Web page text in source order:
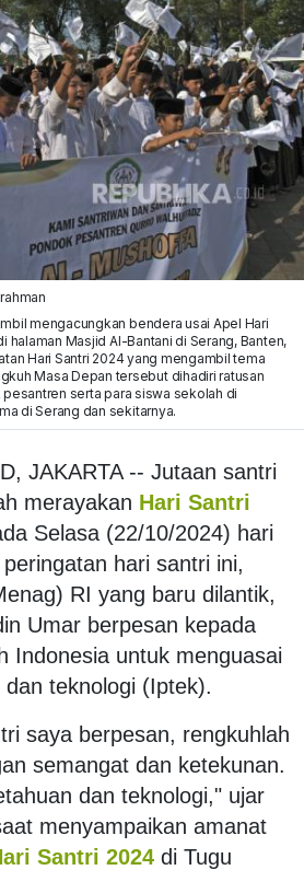
mengacungkan bendera usai Apel Hari
halaman Masjid Al-Bantani di Serang, Banten,
Hari Santri 2024 yang mengambil tema
Masa Depan tersebut dihadiri ratusan
serta para siswa sekolah di
di Serang dan sekitarnya.
JAKARTA -- Jutaan santri
merayakan Hari Santri
Selasa (22/10/2024) hari
hari santri ini,
RI yang baru dilantik,
Umar berpesan kepada
Indonesia untuk menguasai
teknologi (Iptek).
saya berpesan, rengkuhlah
semangat dan ketekunan.
dan teknologi," ujar
menyampaikan amanat
Santri 2024 di Tugu